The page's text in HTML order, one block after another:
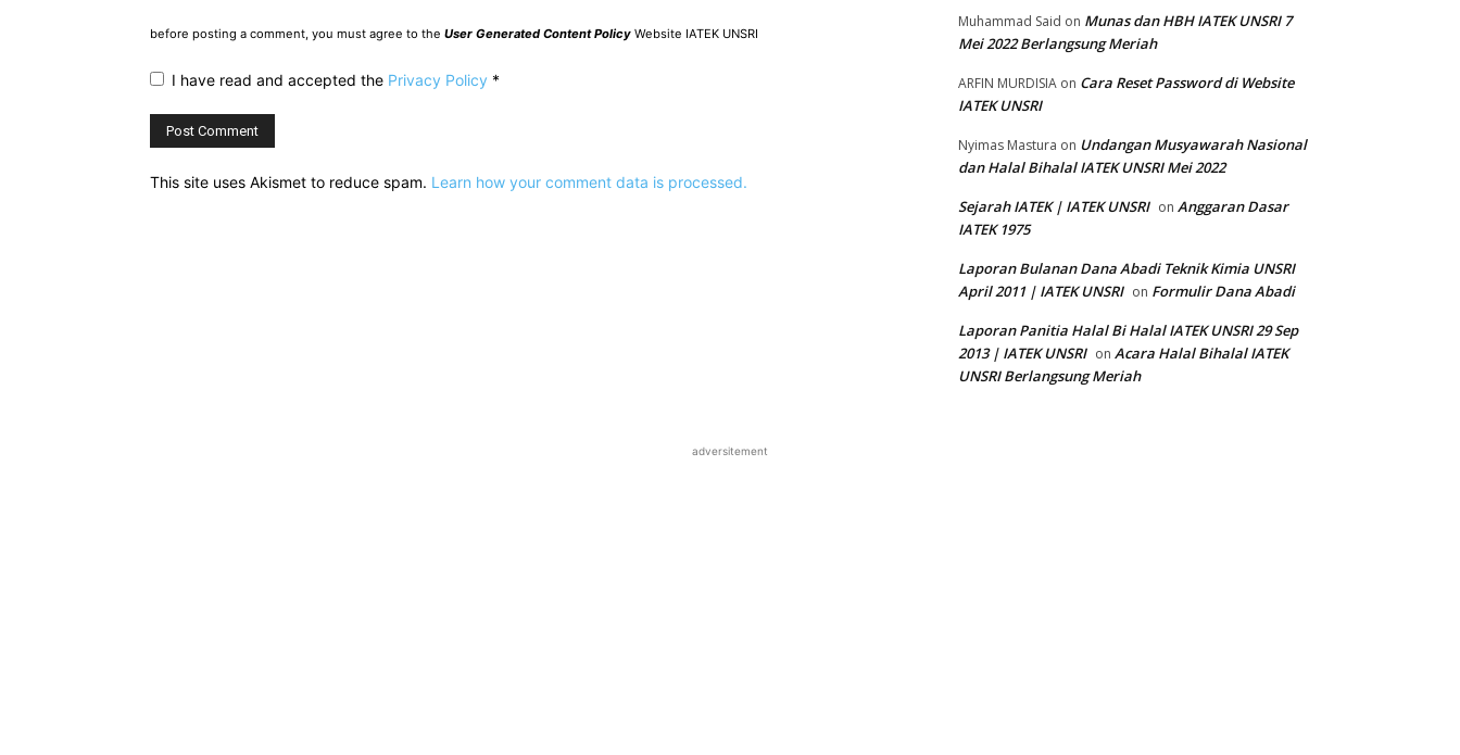
before posting a comment, you must agree to the User Generated Content Policy Website IATEK UNSRI
I have read and accepted the Privacy Policy *
This site uses Akismet to reduce spam. Learn how your comment data is processed.
Muhammad Said on Munas dan HBH IATEK UNSRI 7
Mei 2022 Berlangsung Meriah
ARFIN MURDISIA on Cara Reset Password di Website
IATEK UNSRI
Nyimas Mastura on Undangan Musyawarah Nasional
dan Halal Bihalal IATEK UNSRI Mei 2022
Sejarah IATEK | IATEK UNSRI on Anggaran Dasar
IATEK 1975
Laporan Bulanan Dana Abadi Teknik Kimia UNSRI
April 2011 | IATEK UNSRI on Formulir Dana Abadi
Laporan Panitia Halal Bi Halal IATEK UNSRI 29 Sep
2013 | IATEK UNSRI on Acara Halal Bihalal IATEK
UNSRI Berlangsung Meriah
adversitement